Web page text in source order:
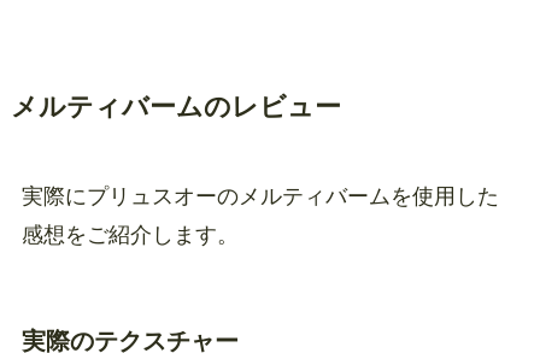
メルティバームのレビュー
実際にプリュスオーのメルティバームを使用した
感想をご紹介します。
実際のテクスチャー